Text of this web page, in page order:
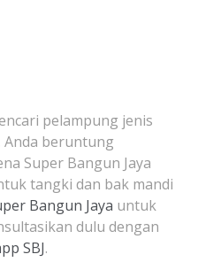
pelampung jenis
Anda beruntung
Super Bangun Jaya
tangki dan bak mandi
Bangun Jaya untuk
dulu dengan
SBJ.